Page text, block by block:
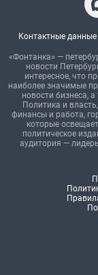
Контактные
«Фонтанка» —
новости
интересное, что
наиболее значимые
новости бизнеса,
Политика и
финансы и работа,
которые
политическое
аудитория —